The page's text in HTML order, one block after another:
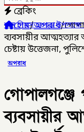
ব্রেকিং
সভা ও বিশেষ
হোম/অপরাধ/
ব্যবসায়ীর আত্মহত্যার
চেষ্টায় উত্তেজনা,
অপরাধ
গোপালগঞ্জে
ব্যবসায়ীর